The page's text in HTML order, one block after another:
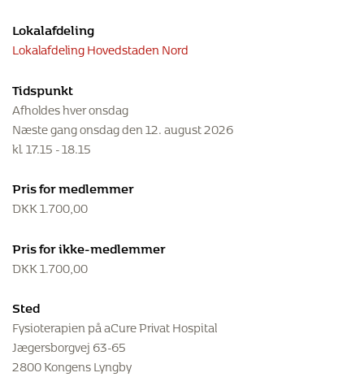
Lokalafdeling
Lokalafdeling Hovedstaden Nord
Tidspunkt
Afholdes hver onsdag
Næste gang onsdag den 12. august 2026
kl. 17.15 - 18.15
Pris for medlemmer
DKK1.700,00
Pris for ikke-medlemmer
DKK1.700,00
Sted
Fysioterapien på aCure Privat Hospital
Jægersborgvej 63-65
2800 Kongens Lyngby